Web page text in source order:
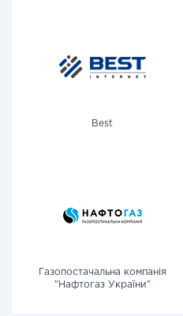
Best
Газопостачальна компанія
"Нафтогаз України"